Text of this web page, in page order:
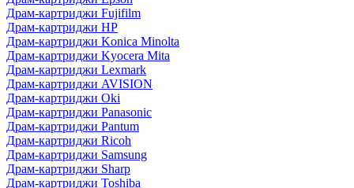
Драм-картриджи Fujifilm
Драм-картриджи HP
Драм-картриджи Konica Minolta
Драм-картриджи Kyocera Mita
Драм-картриджи Lexmark
Драм-картриджи AVISION
Драм-картриджи Oki
Драм-картриджи Panasonic
Драм-картриджи Pantum
Драм-картриджи Ricoh
Драм-картриджи Samsung
Драм-картриджи Sharp
Драм-картриджи Toshiba